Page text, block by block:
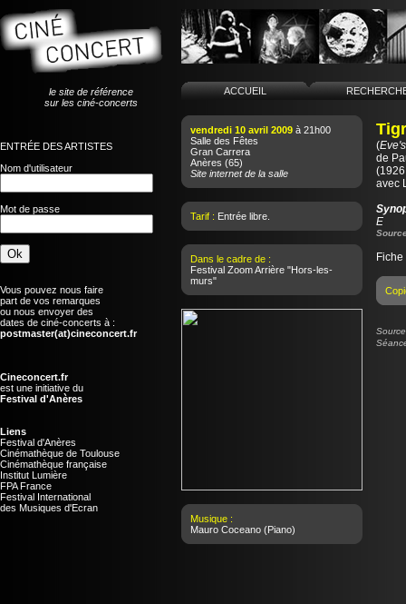
le site de référence
sur les ciné-concerts
ENTRÉE DES ARTISTES
Nom d'utilisateur
Mot de passe
Vous pouvez nous faire
part de vos remarques
ou nous envoyer des
dates de ciné-concerts à :
postmaster(at)cineconcert.fr
Cineconcert.fr
est une initiative du
Festival d'Anères
Liens
Festival d'Anères
Cinémathèque de Toulouse
Cinémathèque française
Institut Lumière
FPA France
Festival International
des Musiques d'Ecran
ACCUEIL
vendredi 10 avril 2009 à 21h00
Salle des Fêtes
Gran Carrera
Anères (65)
Site internet de la salle
Tarif : Entrée libre.
Dans le cadre de :
Festival Zoom Arrière "Hors-les-
murs"
Musique :
Mauro Coceano (Piano)
(
de
avec
E